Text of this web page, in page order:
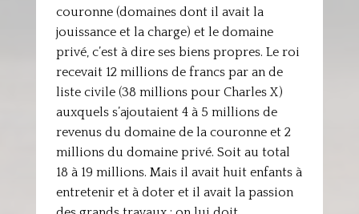
couronne (domaines dont il avait la
jouissance et la charge) et le domaine
privé, c’est à dire ses biens propres. Le roi
recevait 12 millions de francs par an de
liste civile (38 millions pour Charles X)
auxquels s’ajoutaient 4 à 5 millions de
revenus du domaine de la couronne et 2
millions du domaine privé. Soit au total
18 à 19 millions. Mais il avait huit enfants à
entretenir et à doter et il avait la passion